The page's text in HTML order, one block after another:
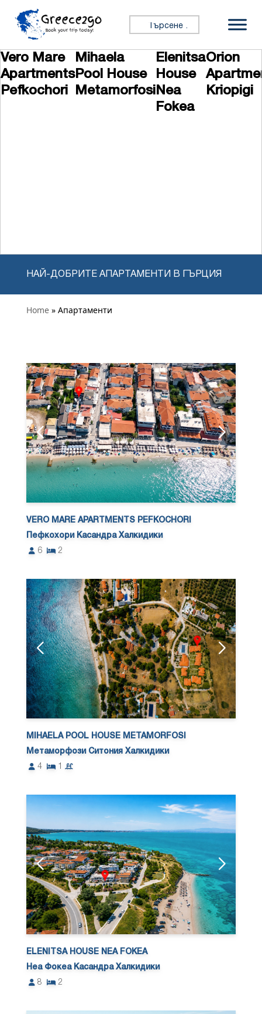
Премини към съдържанието
Търсене за:
Vero Mare
Apartments
Pefkochori
Mihaela
Pool House
Metamorfosi
Elenitsa
House
Nea
Fokea
Orion
Kriopigi
НАЙ-ДОБРИТЕ АПАРТАМЕНТИ В ГЪРЦИЯ
Home » Апартаменти
VERO MARE APARTMENTS PEFKOCHORI
Пефкохори Касандра Халкидики
6
2
MIHAELA POOL HOUSE METAMORFOSI
Метаморфози Ситония Халкидики
4
1
ELENITSA HOUSE NEA FOKEA
Неа Фокеа Касандра Халкидики
8
2